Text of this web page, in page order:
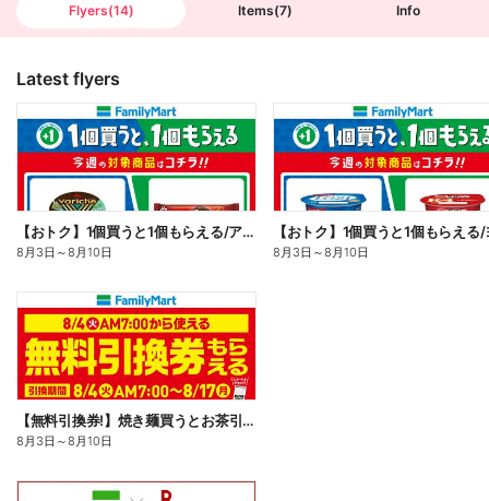
Flyers(14) Items(7) Info
Latest flyers
【おトク】1個買うと1個もらえる/アイス
8月3日 ～8月10日 8月3日 ～8月10日
【無料引換券!】焼き麺買うとお茶引換券貰える!
8月3日 ～8月10日